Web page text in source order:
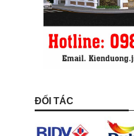
ĐỐI TÁC